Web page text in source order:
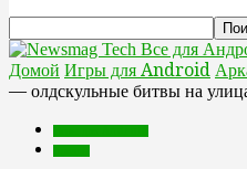
Все для
Домой Игры для Android
— олдскульные битвы на